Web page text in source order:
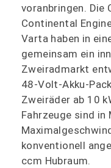
voranbringen.
Continental
Varta haben in
gemeinsam ein
Zweiradmarkt
48-Volt-Akku-
Zweiräder ab 10
Fahrzeuge sind
konventionell
ccm Hubraum.